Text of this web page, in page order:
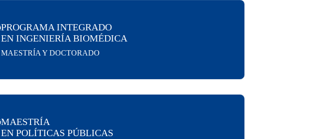
PROGRAMA INTEGRADO
EN INGENIERÍA BIOMÉDICA
MAESTRÍA Y DOCTORADO
MAESTRÍA
EN POLÍTICAS PÚBLICAS